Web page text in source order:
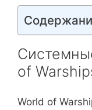
of
World of